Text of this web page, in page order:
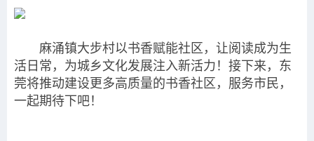
麻涌镇大步村以书香赋能社区，让阅读成为生
活日常，为城乡文化发展注入新活力！接下来，东
莞将推动建设更多高质量的书香社区，服务市民，
一起期待下吧！